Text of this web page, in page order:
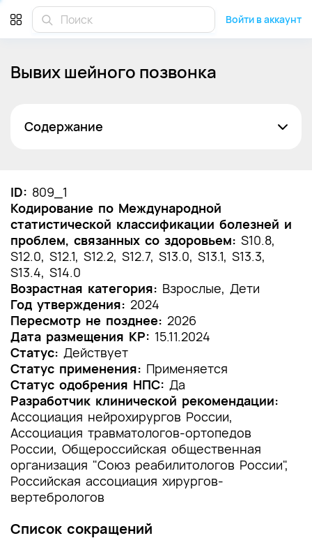
Войти в аккаунт
Вывих шейного позвонка
Содержание
1. Краткая информация по заболеванию или
состоянию (группы заболеваний или
состояний)
1.1 Определение заболевания или состояния
(группы заболеваний или состояний)
1.2 Этиология и патогенез заболевания или
состояния (группы заболеваний или
состояний)
1.3 Эпидемиология заболевания или состояния
(группы заболеваний или состояний)
1.4 Особенности кодирования заболевания или
состояния (группы заболеваний или
состояний) по Международной
статистической классификации болезней и
проблем, связанных со здоровьем
1.5 Классификация заболевания или состояния
(группы заболеваний или состояний)
ID: 809_1
Кодирование по Международной
статистической классификации болезней и
проблем, связанных со здоровьем: S10.8,
S12.0, S12.1, S12.2, S12.7, S13.0, S13.1, S13.3,
S13.4, S14.0
Возрастная категория: Взрослые, Дети
Год утверждения: 2024
Пересмотр не позднее: 2026
Дата размещения КР: 15.11.2024
Статус: Действует
Статус применения: Применяется
Статус одобрения НПС: Да
Разработчик клинической рекомендации:
Ассоциация нейрохирургов России,
Ассоциация травматологов-ортопедов
России, Общероссийская общественная
организация "Союз реабилитологов России",
Российская ассоциация хирургов-
вертебрологов
Список сокращений